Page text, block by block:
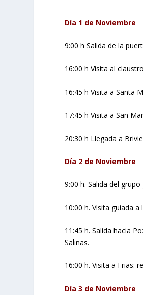
Día 1 de Noviembre
9:00 h Salida de la
16:00 h Visita al
16:45 h Visita a Santa
17:45 h Visita a San
20:30 h Llegada a
Día 2 de Noviembre
9:00 h. Salida del
10:00 h. Visita guiada
11:45 h. Salida hacia
Salinas.
16:00 h. Visita a Frias:
Día 3 de Noviembre